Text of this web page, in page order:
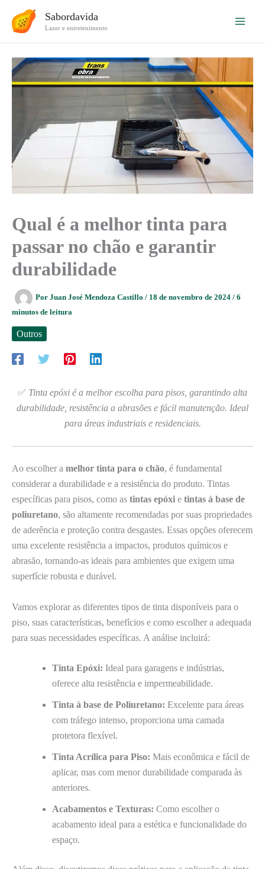
para
Sabordavida
Lazer e entretenimento
Qual é a melhor tinta para
passar no chão e garantir
durabilidade
Por Juan José Mendoza Castillo / 18 de novembro de 2024 / 6
minutos de leitura
Outros
✅ Tinta epóxi é a melhor escolha para pisos, garantindo alta
durabilidade, resistência a abrasões e fácil manutenção. Ideal
para áreas industriais e residenciais.
Ao escolher a melhor tinta para o chão, é fundamental
considerar a durabilidade e a resistência do produto. Tintas
específicas para pisos, como as tintas epóxi e tintas à base de
poliuretano, são altamente recomendadas por suas propriedades
de aderência e proteção contra desgastes. Essas opções oferecem
uma excelente resistência a impactos, produtos químicos e
abrasão, tornando-as ideais para ambientes que exigem uma
superfície robusta e durável.
Vamos explorar as diferentes tipos de tinta disponíveis para o
piso, suas características, benefícios e como escolher a adequada
para suas necessidades específicas. A análise incluirá:
Tinta Epóxi: Ideal para garagens e indústrias,
oferece alta resistência e impermeabilidade.
Tinta à base de Poliuretano: Excelente para áreas
com tráfego intenso, proporciona uma camada
protetora flexível.
Tinta Acrílica para Piso: Mais econômica e fácil de
aplicar, mas com menor durabilidade comparada às
anteriores.
Acabamentos e Texturas: Como escolher o
acabamento ideal para a estética e funcionalidade do
espaço.